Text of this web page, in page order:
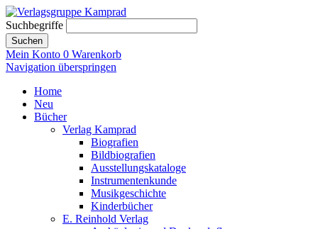
Suchbegriffe
Suchen
Mein Konto 0 Warenkorb
Navigation überspringen
Home
Neu
Bücher
Verlag Kamprad
Biografien
Bildbiografien
Ausstellungskataloge
Instrumentenkunde
Musikgeschichte
Kinderbücher
E. Reinhold Verlag